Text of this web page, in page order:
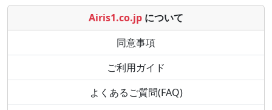
Airis1.co.jp について
同意事項
ご利用ガイド
よくあるご質問(FAQ)